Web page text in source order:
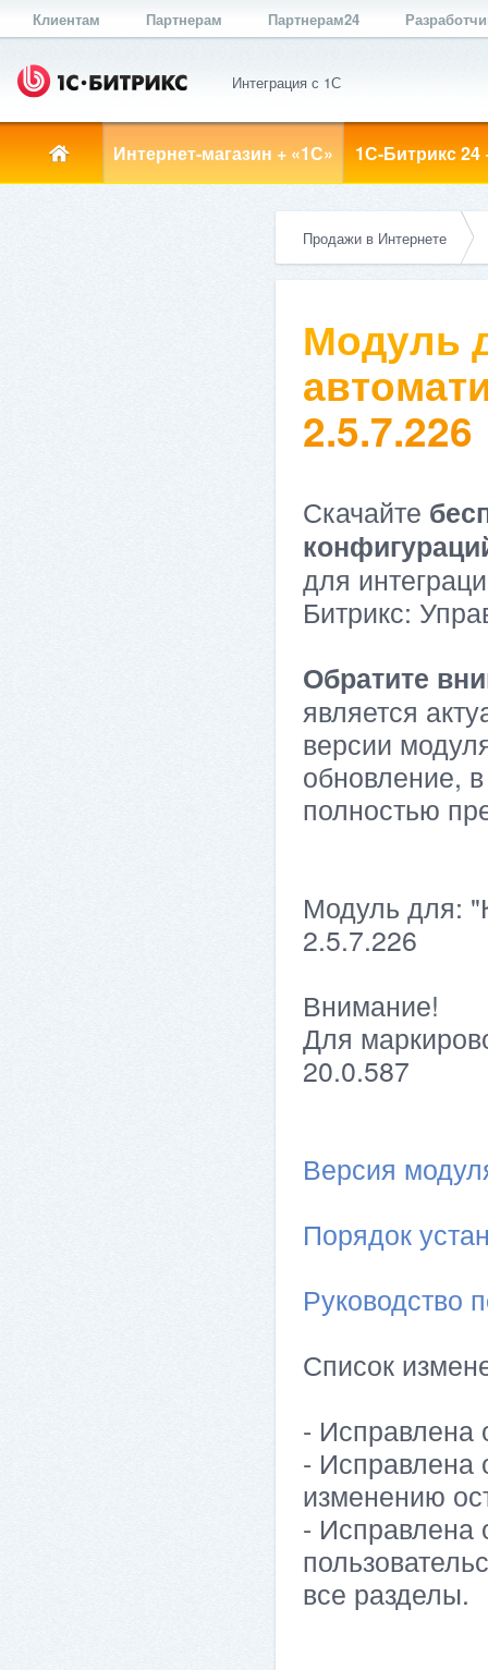
Клиентам Партнерам Партнерам24
Интеграция с 1С
Интернет-магазин + «1С» 1С-Битрикс 24
Продажи в Интернете
Модуль
2.5.7.226
Скачайте
для
Битрикс:
Обратите
является
версии
обновление,
полностью
Модуль для:
2.5.7.226
Внимание!
Для
20.0.587
Версия
Порядок
Руководство
Список
- Исправлена
- Исправлена
изменению
- Исправлена
все разделы.